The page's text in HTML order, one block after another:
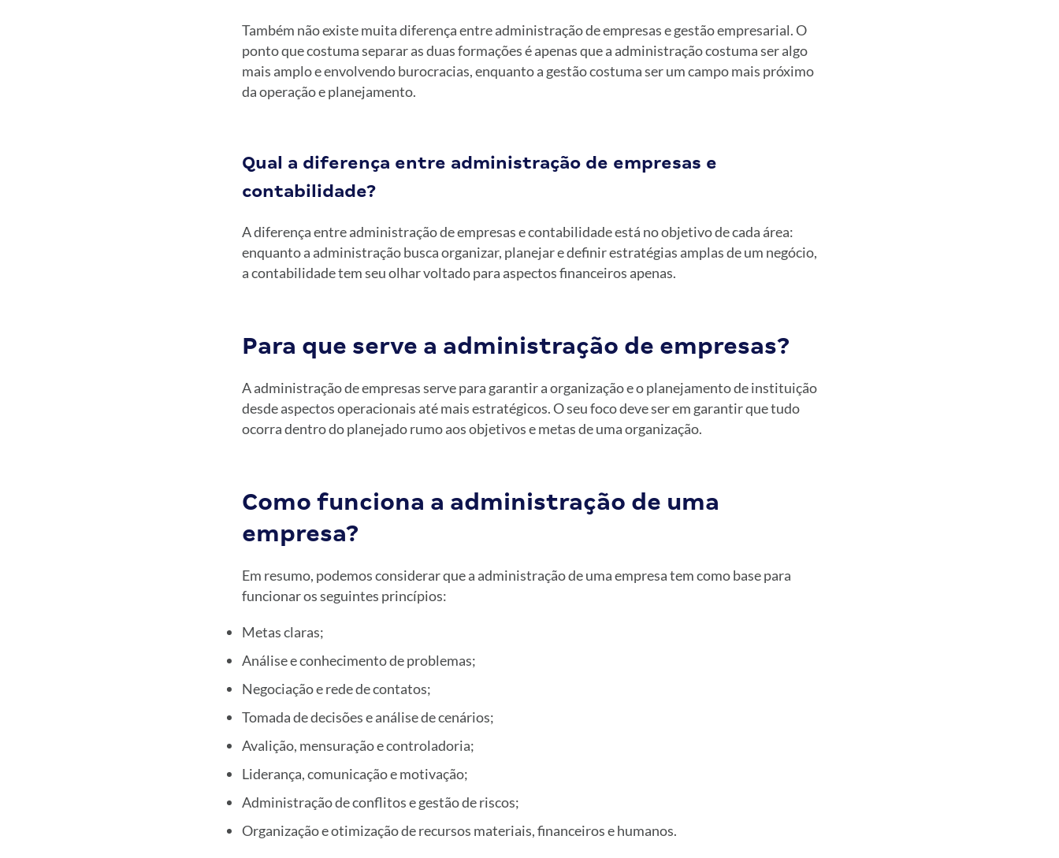
Também não existe muita diferença entre administração de empresas e gestão empresarial. O
ponto que costuma separar as duas formações é apenas que a administração costuma ser algo
mais amplo e envolvendo burocracias, enquanto a gestão costuma ser um campo mais próximo
da operação e planejamento.
Qual a diferença entre administração de empresas e
contabilidade?
A diferença entre administração de empresas e contabilidade está no objetivo de cada área:
enquanto a administração busca organizar, planejar e definir estratégias amplas de um negócio,
a contabilidade tem seu olhar voltado para aspectos financeiros apenas.
Para que serve a administração de empresas?
A administração de empresas serve para garantir a organização e o planejamento de instituição
desde aspectos operacionais até mais estratégicos. O seu foco deve ser em garantir que tudo
ocorra dentro do planejado rumo aos objetivos e metas de uma organização.
Como funciona a administração de uma
empresa?
Em resumo, podemos considerar que a administração de uma empresa tem como base para
funcionar os seguintes princípios:
Metas claras;
Análise e conhecimento de problemas;
Negociação e rede de contatos;
Tomada de decisões e análise de cenários;
Avalição, mensuração e controladoria;
Liderança, comunicação e motivação;
Administração de conflitos e gestão de riscos;
Organização e otimização de recursos materiais, financeiros e humanos.